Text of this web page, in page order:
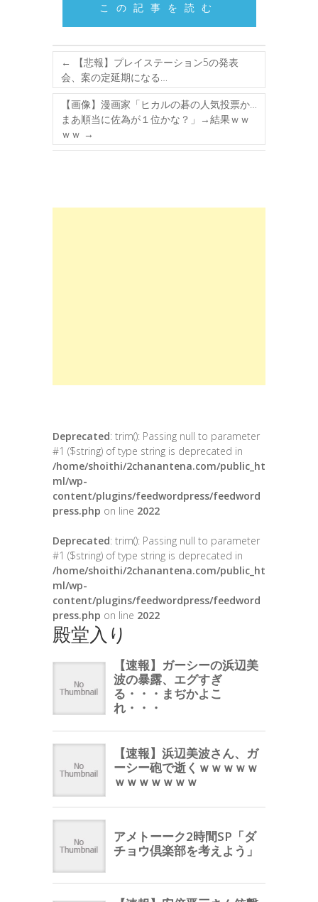
この記事を読む
←
【悲報】プレイステーション5の発表
会、案の定延期になる…
【画像】漫画家「ヒカルの碁の人気投票か…
まあ順当に佐為が１位かな？」→結果ｗｗ
ｗｗ →
Deprecated: trim(): Passing null to parameter
#1 ($string) of type string is deprecated in
/home/shoithi/2chanantena.com/public_ht
ml/wp-
content/plugins/feedwordpress/feedword
press.php on line 2022
Deprecated: trim(): Passing null to parameter
#1 ($string) of type string is deprecated in
/home/shoithi/2chanantena.com/public_ht
ml/wp-
content/plugins/feedwordpress/feedword
press.php on line 2022
殿堂入り